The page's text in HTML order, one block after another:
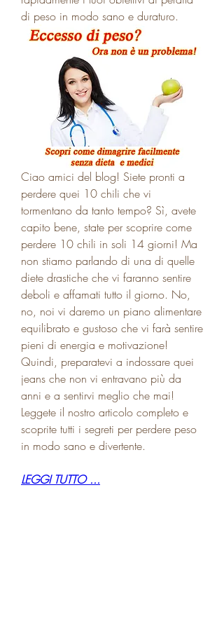
di peso in modo sano e duraturo.
Ciao amici del blog! Siete pronti a
perdere quei 10 chili che vi
tormentano da tanto tempo? Sì, avete
capito bene, state per scoprire come
perdere 10 chili in soli 14 giorni! Ma
non stiamo parlando di una di quelle
diete drastiche che vi faranno sentire
deboli e affamati tutto il giorno. No,
no, noi vi daremo un piano alimentare
equilibrato e gustoso che vi farà sentire
pieni di energia e motivazione!
Quindi, preparatevi a indossare quei
jeans che non vi entravano più da
anni e a sentirvi meglio che mai!
Leggete il nostro articolo completo e
scoprite tutti i segreti per perdere peso
in modo sano e divertente.
LEGGI TUTTO ...